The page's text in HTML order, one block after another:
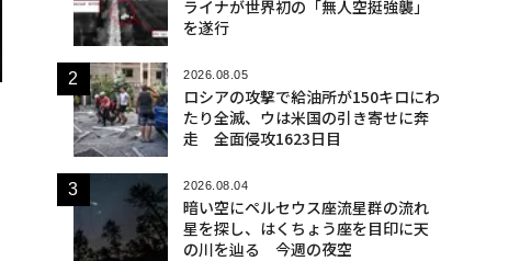
ライナが世界初の「無人空挺強襲」
を遂行
2026.08.05
ロシアの攻撃で給油所が150キロにわ
たり全滅、ウは米国の引き寄せに奔
走 全面侵攻1623日目
2026.08.04
暗い空にペルセウス座流星群の流れ
星を探し、はくちょう座を目印に天
の川を辿る 今週の夜空